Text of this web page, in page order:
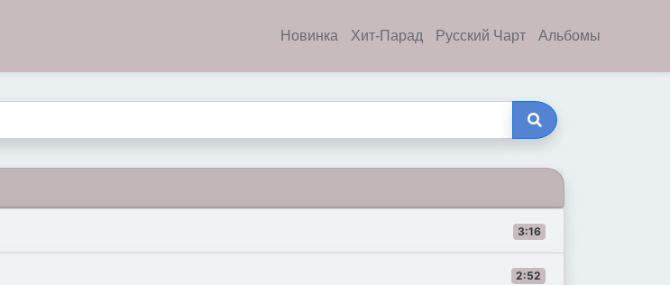
Новинка Хит-Парад Русский Чарт Альбомы
3:16
2:52